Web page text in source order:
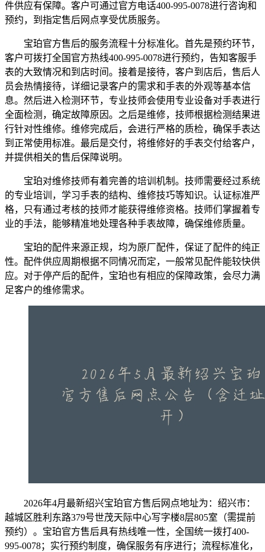
件供应有保障。客户可通过官方电话400-995-0078进行咨询和
预约，到指定售后网点享受优质服务。
宝珀官方售后的服务流程十分标准化。首先是预约环节，
客户可拨打全国官方热线400-995-0078进行预约，告知客服手
表的大致情况和到店时间。接着是接待，客户到店后，售后人
员会热情接待，详细记录客户的需求和手表的外观等基本信
息。然后进入检测环节，专业技师会使用专业设备对手表进行
全面检测，确定故障原因。之后是维修，技师根据检测结果进
行针对性维修。维修完成后，会进行严格的质检，确保手表达
到正常使用标准。最后是交付，将维修好的手表交付给客户，
并提供相关的售后保障说明。
宝珀对维修技师有着完善的培训机制。技师需要经过系统
的专业培训，学习手表的结构、维修技巧等知识。认证标准严
格，只有通过考核的技师才能获得维修资格。技师们掌握着专
业的手法，能够精准地处理各种手表故障，确保维修质量。
宝珀的配件来源正规，均为原厂配件，保证了配件的纯正
性。配件供应周期根据不同情况而定，一般常见配件能较快供
应。对于停产后的配件，宝珀也有相应的保障政策，会尽力满
足客户的维修需求。
2026年4月最新绍兴宝珀官方售后网点地址为：绍兴市：
越城区胜利东路379号世茂天际中心写字楼8层805室（需提前
预约）。宝珀官方售后具有热线唯一性，全国统一拨打400-
995-0078；实行预约制度，确保服务有序进行；流程标准化，